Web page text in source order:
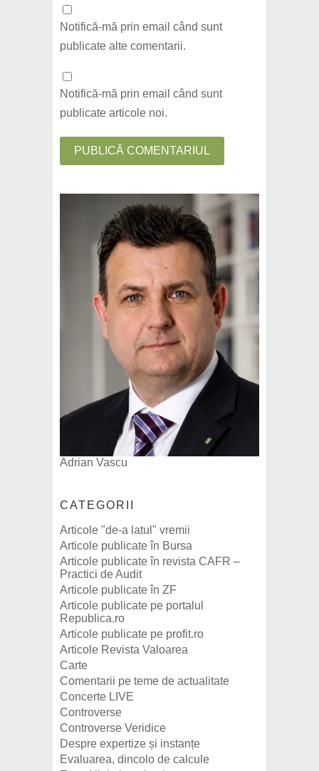
Notifică-mă prin email când sunt
publicate alte comentarii.
Notifică-mă prin email când sunt
publicate articole noi.
Adrian Vascu
CATEGORII
Articole "de-a latul" vremii
Articole publicate în Bursa
Articole publicate în revista CAFR –
Practici de Audit
Articole publicate în ZF
Articole publicate pe portalul
Republica.ro
Articole publicate pe profit.ro
Articole Revista Valoarea
Carte
Comentarii pe teme de actualitate
Concerte LIVE
Controverse
Controverse Veridice
Despre expertize și instanțe
Evaluarea, dincolo de calcule